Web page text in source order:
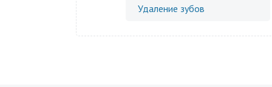
Удаление зубов